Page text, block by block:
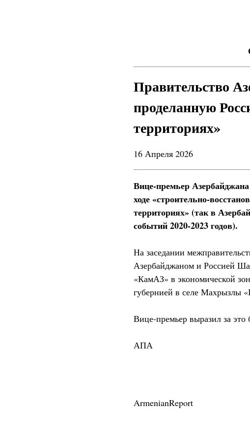
Правительство
проделанную
территориях»
16 Апреля 2026
Вице-премьер
ходе «строительно-
территориях» (так в
событий 2020-2023 годов).
На заседании
Азербайджаном и Россией
«КамАЗ» в экономической
губернией в селе Махрызлы
Вице-премьер выразил за это
АПА
ArmenianReport